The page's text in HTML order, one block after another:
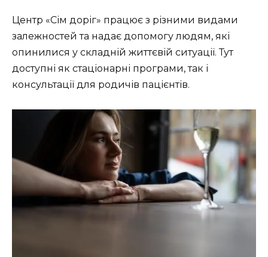
Центр «Сім доріг» працює з різними видами
залежностей та надає допомогу людям, які
опинилися у складній життєвій ситуації. Тут
доступні як стаціонарні програми, так і
консультації для родичів пацієнтів.